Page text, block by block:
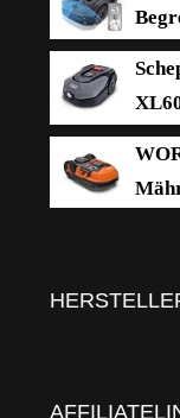
Steuerung,
Regensensor
Steigung | mit